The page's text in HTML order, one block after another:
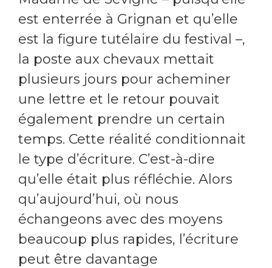
est enterrée à Grignan et qu’elle
est la figure tutélaire du festival –,
la poste aux chevaux mettait
plusieurs jours pour acheminer
une lettre et le retour pouvait
également prendre un certain
temps. Cette réalité conditionnait
le type d’écriture. C’est-à-dire
qu’elle était plus réfléchie. Alors
qu’aujourd’hui, où nous
échangeons avec des moyens
beaucoup plus rapides, l’écriture
peut être davantage